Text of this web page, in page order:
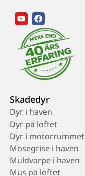
Skadedyr
Dyr i haven
Dyr på loftet
Dyr i motorrummet
Mosegrise i haven
Muldvarpe i haven
Mus på loftet